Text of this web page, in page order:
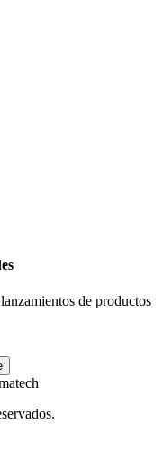
de productos